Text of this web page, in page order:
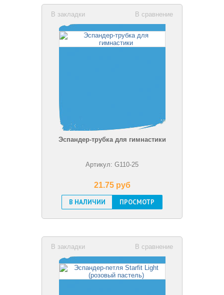
В сравнение
В закладки
Эспандер-трубка для гимнастики
Артикул: G110-25
21.75 pуб
В НАЛИЧИИ
ПРОСМОТР
В сравнение
В закладки